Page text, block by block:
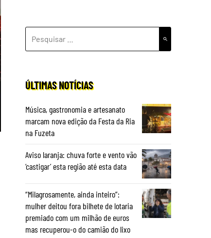
POR:
ÚLTIMAS NOTÍCIAS
Música, gastronomia e artesanato
marcam nova edição da Festa da Ria
na Fuzeta
Aviso laranja: chuva forte e vento vão
‘castigar’ esta região até esta data
“Milagrosamente, ainda inteiro”:
mulher deitou fora bilhete de lotaria
premiado com um milhão de euros
mas recuperou-o do camião do lixo